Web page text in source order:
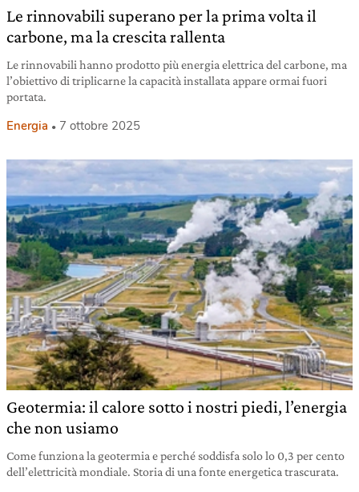
Le rinnovabili superano per la prima volta il
carbone, ma la crescita rallenta
Le rinnovabili hanno prodotto più energia elettrica del carbone, ma
l’obiettivo di triplicarne la capacità installata appare ormai fuori
portata.
Energia 7 ottobre 2025
Geotermia: il calore sotto i nostri piedi, l’energia
che non usiamo
Come funziona la geotermia e perché soddisfa solo lo 0,3 per cento
dell’elettricità mondiale. Storia di una fonte energetica trascurata.